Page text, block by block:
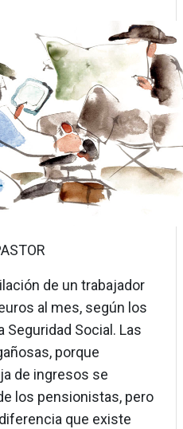
de un trabajador
al mes, según los
Seguridad Social. Las
porque
de ingresos se
los pensionistas, pero
que existe